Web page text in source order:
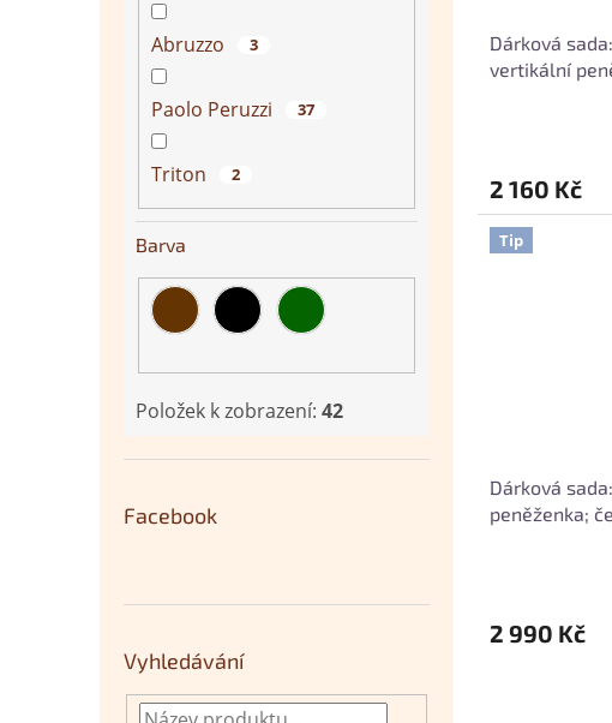
Abruzzo 3
Paolo Peruzzi 37
Triton 2
Barva
Položek k zobrazení: 42
Facebook
Vyhledávání
Dárková
vertikální
2 160 Kč
Tip
Dárková
peněženka;
2 990 Kč